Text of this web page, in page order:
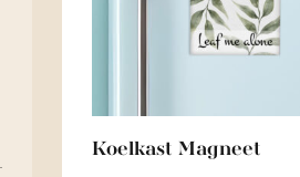
Koelkast Magneet